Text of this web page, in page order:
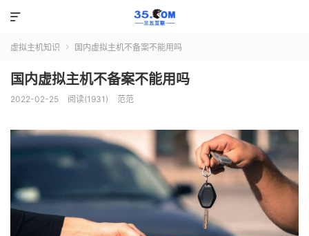

虚拟主机知识  国内虚拟主机不备案不能用吗
国内虚拟主机不备案不能用吗
2022-02-25 阅读(1931) 范范